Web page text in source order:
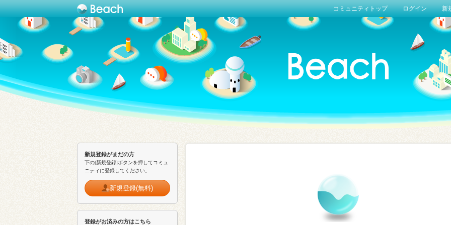
コミュニティトップ ログイン 新
新規登録がまだの方
下の[新規登録]ボタンを押してコミュ
ニティに登録してください。
新規登録(無料)
登録がお済みの方はこちら